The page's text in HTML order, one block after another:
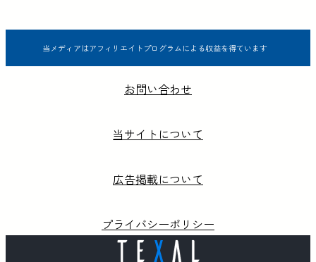
当メディアはアフィリエイトプログラムによる収益を得ています
お問い合わせ
当サイトについて
広告掲載について
プライバシーポリシー